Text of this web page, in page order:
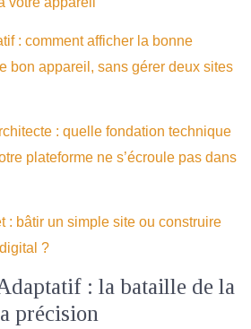
: comment afficher la bonne
bon appareil, sans gérer deux sites
: quelle fondation technique
plateforme ne s’écroule pas dans
: bâtir un simple site ou construire
?
: la bataille de la
précision